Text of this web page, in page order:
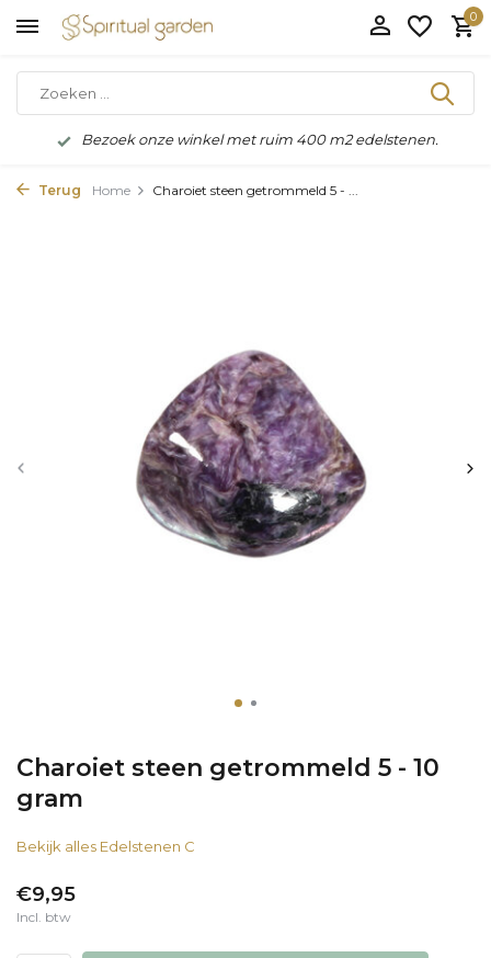
0
Bezoek onze winkel met ruim 400 m2 edelstenen.
Terug Home Charoiet steen getrommeld 5 - ...
Charoiet steen getrommeld 5 - 10
gram
Bekijk alles Edelstenen C
€9,95
Incl. btw